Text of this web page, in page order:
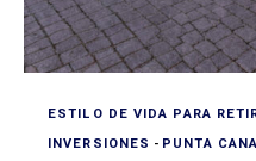
ESTILO DE VIDA PARA
INVERSIONES - PUNTA CANA